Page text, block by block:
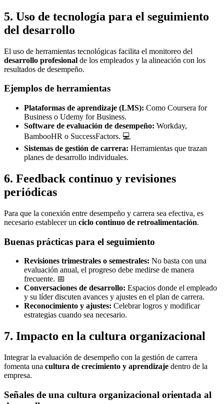
5. Uso de tecnología para el seguimiento
del desarrollo
El uso de herramientas tecnológicas facilita el monitoreo del
desarrollo profesional de los empleados y la alineación con los
resultados de desempeño.
Ejemplos de herramientas
Plataformas de aprendizaje (LMS): Como Coursera for
Business o Udemy for Business.
Software de evaluación de desempeño: Workday,
BambooHR o SuccessFactors. 💻
Sistemas de gestión de carrera: Herramientas que trazan
planes de desarrollo individuales.
6. Feedback continuo y revisiones
periódicas
Para que la conexión entre desempeño y carrera sea efectiva, es
necesario establecer un ciclo continuo de retroalimentación.
Buenas prácticas para el seguimiento
Revisiones trimestrales o semestrales: No basta con una
evaluación anual, el progreso debe medirse de manera
frecuente. 📅
Conversaciones de desarrollo: Espacios donde el empleado
y su líder discuten avances y ajustes en el plan de carrera.
Reconocimiento y ajustes: Celebrar logros y modificar
estrategias cuando sea necesario.
7. Impacto en la cultura organizacional
Integrar la evaluación de desempeño con la gestión de carrera
fomenta una cultura de crecimiento y aprendizaje dentro de la
empresa.
Señales de una cultura organizacional orientada al